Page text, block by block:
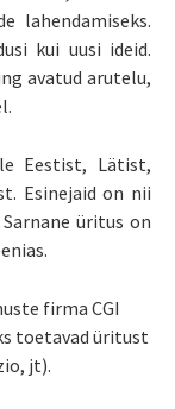
lahendamiseks.
kui uusi ideid.
avatud arutelu,
Eestist, Lätist,
Esinejaid on nii
üritus on
firma CGI
toetavad üritust
jt).